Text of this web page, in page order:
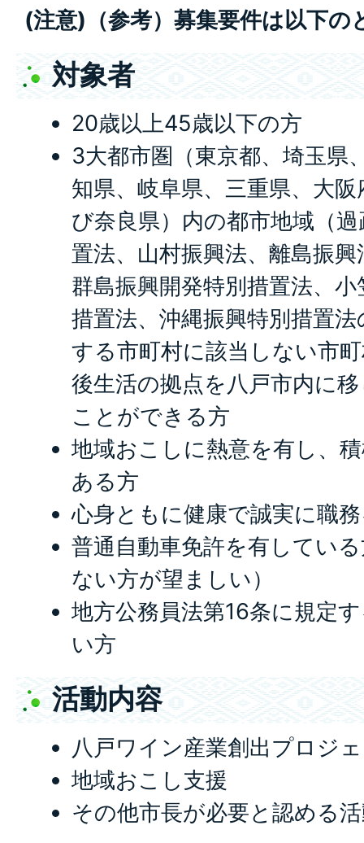
(注意)（参考）募集要件は以下の
対象者
20歳以上45歳以下の方
3大都市圏（東京都、埼玉県
知県、岐阜県、三重県、大
び奈良県）内の都市地域（
置法、山村振興法、離島振
群島振興開発特別措置法、
措置法、沖縄振興特別措置
する市町村に該当しない市
後生活の拠点を八戸市内に
ことができる方
地域おこしに熱意を有し、
ある方
心身ともに健康で誠実に職
普通自動車免許を有してい
ない方が望ましい）
地方公務員法第16条に規定
い方
活動内容
八戸ワイン産業創出プロジ
地域おこし支援
その他市長が必要と認める